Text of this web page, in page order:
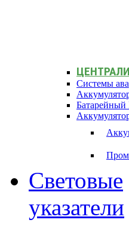
Системы
Световые
указатели